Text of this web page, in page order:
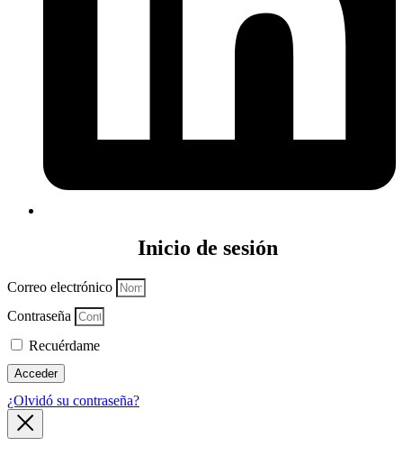
Inicio de sesión
Correo electrónico
Contraseña
Recuérdame
Acceder
¿Olvidó su contraseña?